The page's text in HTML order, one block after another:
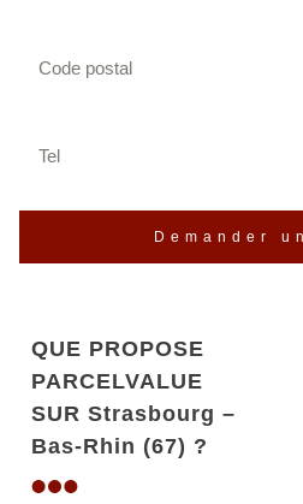
Demander
QUE PROPOSE
PARCELVALUE
SUR Strasbourg –
Bas-Rhin (67) ?